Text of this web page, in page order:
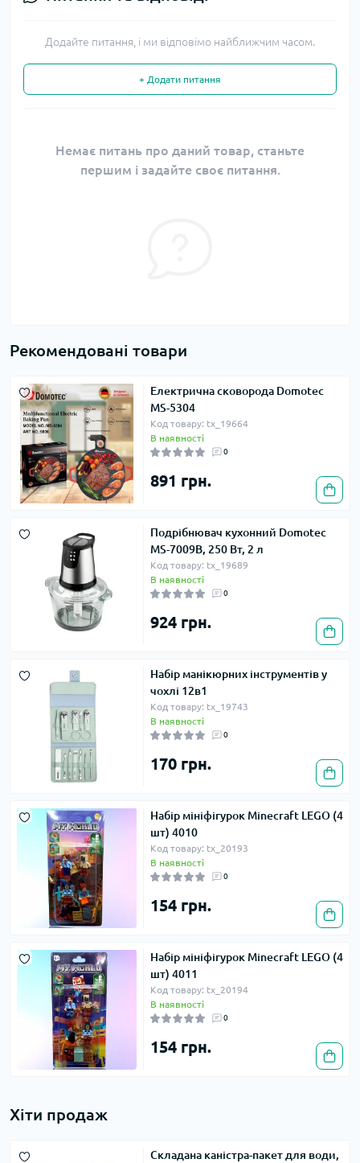
Додайте питання, і ми відповімо найближчим часом.
+ Додати питання
Немає питань про даний товар, станьте
першим і задайте своє питання.
Рекомендовані товари
Електрична сковорода Domotec
MS-5304
Код товару: tx_19664
В наявності
0
891 грн.
Подрібнювач кухонний Domotec
MS-7009B, 250 Вт, 2 л
Код товару: tx_19689
В наявності
0
924 грн.
Набір манікюрних інструментів у
чохлі 12в1
Код товару: tx_19743
В наявності
0
170 грн.
Набір мініфігурок Minecraft LEGO (4
шт) 4010
Код товару: tx_20193
В наявності
0
154 грн.
Набір мініфігурок Minecraft LEGO (4
шт) 4011
Код товару: tx_20194
В наявності
0
154 грн.
Хіти продаж
Складана каністра-пакет для води,